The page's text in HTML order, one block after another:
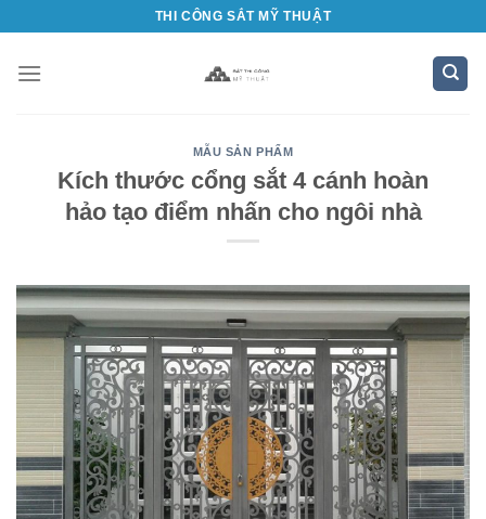
nội
THI CÔNG SẮT MỸ THUẬT
MẪU SẢN PHẨM
Kích thước cổng sắt 4 cánh hoàn
hảo tạo điểm nhấn cho ngôi nhà